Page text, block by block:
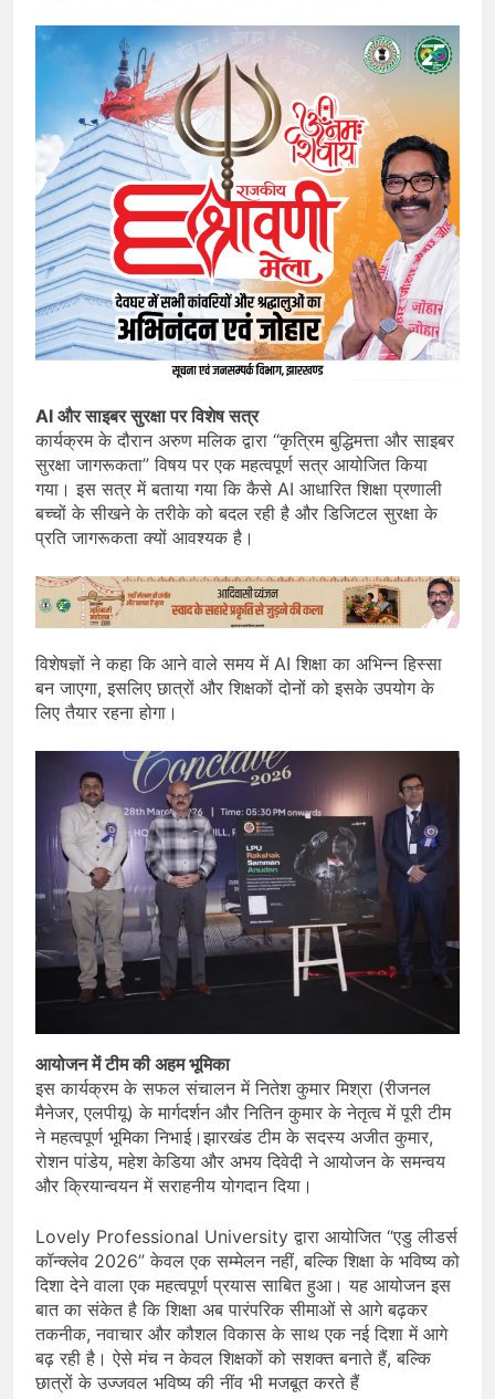
AI और साइबर सुरक्षा पर विशेष सत्र
कार्यक्रम के दौरान अरुण मलिक द्वारा “कृत्रिम बुद्धिमत्ता और साइबर
सुरक्षा जागरूकता” विषय पर एक महत्वपूर्ण सत्र आयोजित किया
गया। इस सत्र में बताया गया कि कैसे AI आधारित शिक्षा प्रणाली
बच्चों के सीखने के तरीके को बदल रही है और डिजिटल सुरक्षा के
प्रति जागरूकता क्यों आवश्यक है।
विशेषज्ञों ने कहा कि आने वाले समय में AI शिक्षा का अभिन्न हिस्सा
बन जाएगा, इसलिए छात्रों और शिक्षकों दोनों को इसके उपयोग के
लिए तैयार रहना होगा।
आयोजन में टीम की अहम भूमिका
इस कार्यक्रम के सफल संचालन में नितेश कुमार मिश्रा (रीजनल
मैनेजर, एलपीयू) के मार्गदर्शन और नितिन कुमार के नेतृत्व में पूरी टीम
ने महत्वपूर्ण भूमिका निभाई।झारखंड टीम के सदस्य अजीत कुमार,
रोशन पांडेय, महेश केडिया और अभय दिवेदी ने आयोजन के समन्वय
और क्रियान्वयन में सराहनीय योगदान दिया।
Lovely Professional University द्वारा आयोजित “एडु लीडर्स
कॉन्क्लेव 2026” केवल एक सम्मेलन नहीं, बल्कि शिक्षा के भविष्य को
दिशा देने वाला एक महत्वपूर्ण प्रयास साबित हुआ। यह आयोजन इस
बात का संकेत है कि शिक्षा अब पारंपरिक सीमाओं से आगे बढ़कर
तकनीक, नवाचार और कौशल विकास के साथ एक नई दिशा में आगे
बढ़ रही है। ऐसे मंच न केवल शिक्षकों को सशक्त बनाते हैं, बल्कि
छात्रों के उज्जवल भविष्य की नींव भी मजबूत करते हैं